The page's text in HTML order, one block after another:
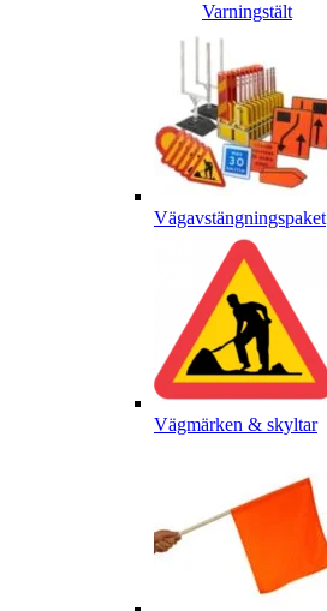
Varningstält
Vägavstängningspaket
Vägmärken & skyltar